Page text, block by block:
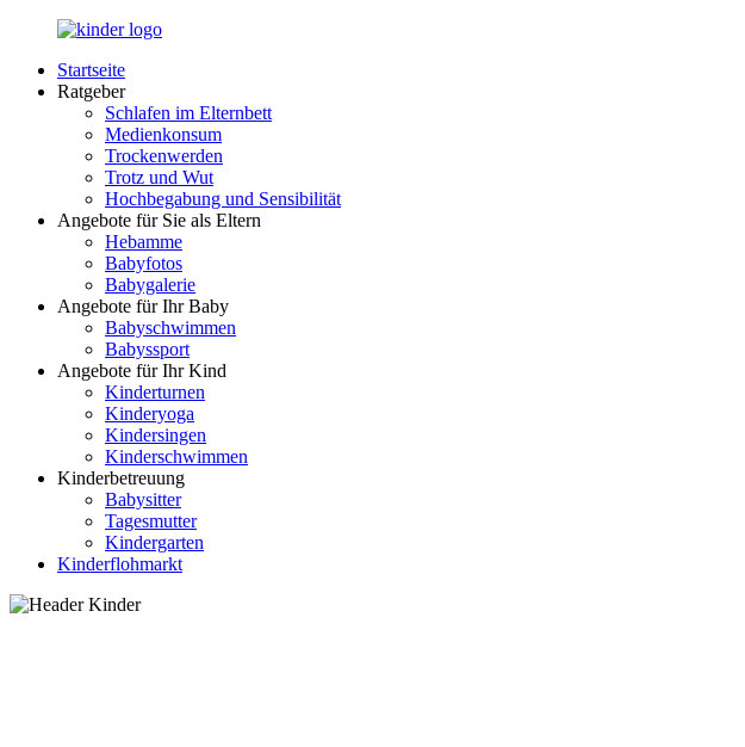
Zurück
Inhalt
LuckyKids.de
Das
Nachwuchs
Startseite
Ratgeber
Schlafen im Elternbett
Medienkonsum
Trockenwerden
Trotz und Wut
Hochbegabung und Sensibilität
Angebote für Sie als Eltern
Hebamme
Babyfotos
Babygalerie
Angebote für Ihr Baby
Babyschwimmen
Babyssport
Angebote für Ihr Kind
Kinderturnen
Kinderyoga
Kindersingen
Kinderschwimmen
Kinderbetreuung
Babysitter
Tagesmutter
Kindergarten
Kinderflohmarkt